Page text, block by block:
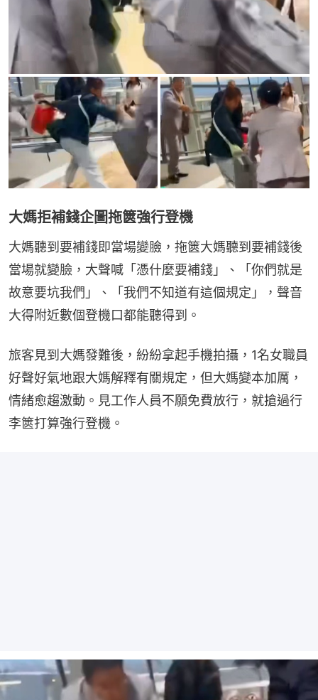
大媽拒補錢企圖拖篋強行登機
大媽聽到要補錢即當場變臉，拖篋大媽聽到要補錢後
當場就變臉，大聲喊「憑什麼要補錢」、「你們就是
故意要坑我們」、「我們不知道有這個規定」，聲音
大得附近數個登機口都能聽得到。
旅客見到大媽發難後，紛紛拿起手機拍攝，1名女職員
好聲好氣地跟大媽解釋有關規定，但大媽變本加厲，
情緒愈趨激動。見工作人員不願免費放行，就搶過行
李篋打算強行登機。